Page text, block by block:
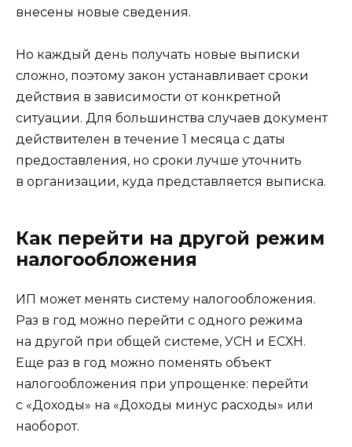
внесены новые сведения.
Но каждый день получать новые выписки
сложно, поэтому закон устанавливает сроки
действия в зависимости от конкретной
ситуации. Для большинства случаев документ
действителен в течение 1 месяца с даты
предоставления, но сроки лучше уточнить
в организации, куда представляется выписка.
Как перейти на другой режим
налогообложения
ИП может менять систему налогообложения.
Раз в год можно перейти с одного режима
на другой при общей системе, УСН и ЕСХН.
Еще раз в год можно поменять объект
налогообложения при упрощенке: перейти
с «Доходы» на «Доходы минус расходы» или
наоборот.